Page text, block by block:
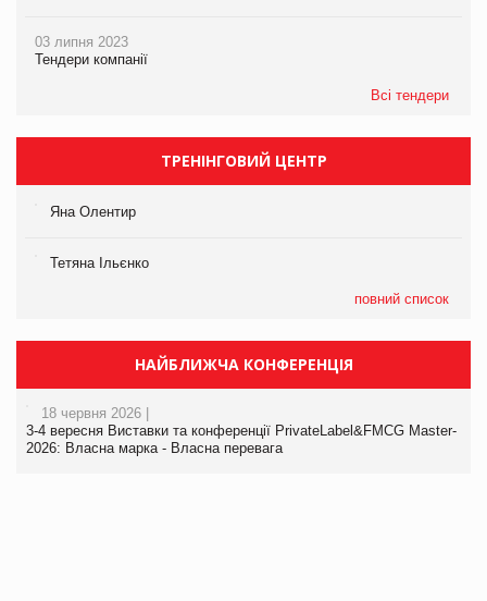
03 липня 2023
Тендери компанії
Всі тендери
ТРЕНІНГОВИЙ ЦЕНТР
Яна Олентир
Тетяна Ільєнко
повний список
НАЙБЛИЖЧА КОНФЕРЕНЦІЯ
18 червня 2026 |
3-4 вересня Виставки та конференції PrivateLabel&FMCG Master-
2026: Власна марка - Власна перевага